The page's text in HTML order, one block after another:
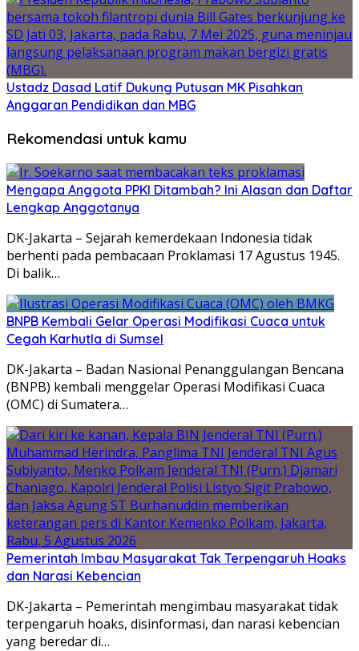
Ustadz Dasad Latif Dukung Putusan MK Pisahkan
Anggaran Pendidikan dan MBG
Rekomendasi untuk kamu
Mengapa Anggota PPKI Ditambah? Ini Alasan dan Daftar
Lengkap Anggotanya
DK-Jakarta – Sejarah kemerdekaan Indonesia tidak
berhenti pada pembacaan Proklamasi 17 Agustus 1945.
Di balik…
BNPB Kembali Gelar Operasi Modifikasi Cuaca untuk
Cegah Karhutla di Sumsel
DK-Jakarta – Badan Nasional Penanggulangan Bencana
(BNPB) kembali menggelar Operasi Modifikasi Cuaca
(OMC) di Sumatera…
Pemerintah Imbau Masyarakat Tak Terpengaruh Hoaks
dan Narasi Kebencian
DK-Jakarta – Pemerintah mengimbau masyarakat tidak
terpengaruh hoaks, disinformasi, dan narasi kebencian
yang beredar di…